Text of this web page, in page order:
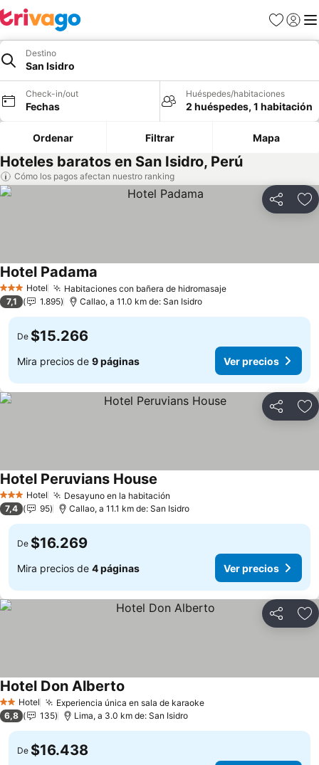
Favoritos
Iniciar
Destino
San Isidro
Check-in/out
Fechas
Huéspedes/habitaciones
2 huéspedes, 1 habitación
Ordenar Filtrar Mapa
Hoteles baratos en San Isidro, Perú
Cómo los pagos afectan nuestro ranking
Compartir
3 Estrellas
Hotel Habitaciones con bañera de hidromasaje
Hotel Padama
7,1 1.895 Callao, a 11.0 km de: San Isidro
De $15.266
Mira precios de 9 páginas Ver precios
Compartir
3 Estrellas
Hotel Desayuno en la habitación
Hotel Peruvians House
7,4 95 Callao, a 11.1 km de: San Isidro
De $16.269
Mira precios de 4 páginas Ver precios
Compartir
2 Estrellas
Hotel Experiencia única en sala de karaoke
Hotel Don Alberto
6,8 135 Lima, a 3.0 km de: San Isidro
De $16.438